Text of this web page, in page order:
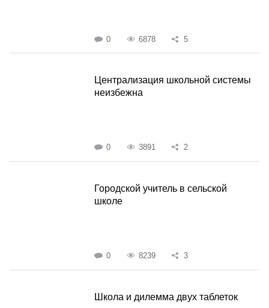
0 6878 5
Централизация школьной системы
неизбежна
0 3891 2
Городской учитель в сельской
школе
0 8239 3
Школа и дилемма двух таблеток